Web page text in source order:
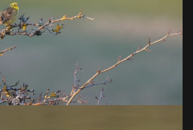
VOIR EN GRAND